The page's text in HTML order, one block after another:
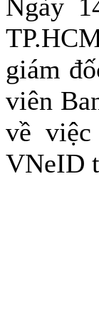
Ngày
giám
viên
về
VNeID